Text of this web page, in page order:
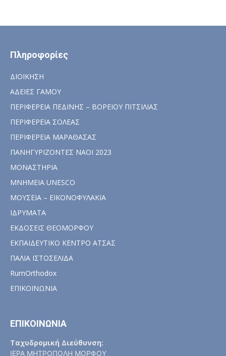
Πληροφορίες
ΔΙΟΙΚΗΣΗ
ΑΔΕΙΕΣ ΓΑΜΟΥ
ΠΕΡΙΦΕΡΕΙΑ ΠΕΔΙΝΗΣ – ΒΟΡΕΙΟΥ ΠΙΤΣΙΛΙΑΣ
ΠΕΡΙΦΕΡΕΙΑ ΣΟΛΕΑΣ
ΠΕΡΙΦΕΡΕΙΑ ΜΑΡΑΘΑΣΑΣ
ΠΑΝΗΓΥΡΙΖΟΝΤΕΣ ΝΑΟΙ 2023
ΜΟΝΑΣΤΗΡΙΑ
ΜΝΗΜΕΙΑ UNESCO
ΜΟΥΣΕΙΑ – ΕΙΚΟΝΟΦΥΛΑΚΙΑ
ΙΔΡΥΜΑΤΑ
ΕΚΔΟΣΕΙΣ ΘΕΟΜΟΡΦΟΥ
ΕΚΠΑΙΔΕΥΤΙΚΟ ΚΕΝΤΡΟ ΑΤΣΑΣ
ΠΑΛΙΑ ΙΣΤΟΣΕΛΙΔΑ
RumOrthodox
ΕΠΙΚΟΙΝΩΝΙΑ
ΕΠΙΚΟΙΝΩΝΙΑ
Ταχυδρομική Διεύθυνση:
ΙΕΡΑ ΜΗΤΡΟΠΟΛΗ ΜΟΡΦΟΥ